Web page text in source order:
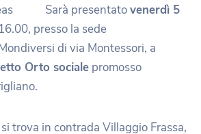
Sarà presentatovenerdì 5
presso la sede
di via Montessori, a
Orto sociale promosso
si trova in contrada Villaggio Frassa,